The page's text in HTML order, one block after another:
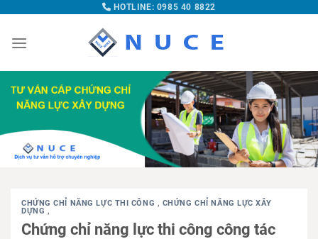
HOTLINE: 0985 40 8822
CHỨNG CHỈ NĂNG LỰC THI CÔNG , CHỨNG CHỈ NĂNG LỰC XÂY
DỰNG ,
Chứng chỉ năng lực thi công công tác